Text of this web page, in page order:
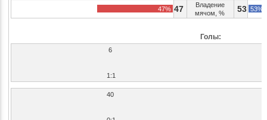
47% 47
Владение
мячом, %
53 53%
Голы:
6
1:1
40